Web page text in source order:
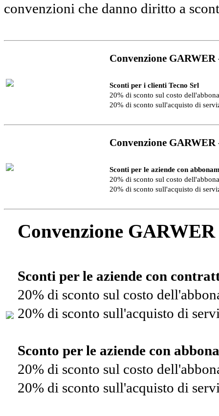
convenzioni che danno diritto a
Convenzione
Sconti per i clienti Tecno Srl
20% di sconto sul costo
20% di sconto sull'acquisto di
Convenzione
Sconti per le aziende con
20% di sconto sul costo
20% di sconto sull'acquisto di
Convenzione
Sconti per le aziende con
20% di sconto sul costo
20% di sconto sull'acquisto di
Sconto per le aziende con
20% di sconto sul costo
20% di sconto sull'acquisto di